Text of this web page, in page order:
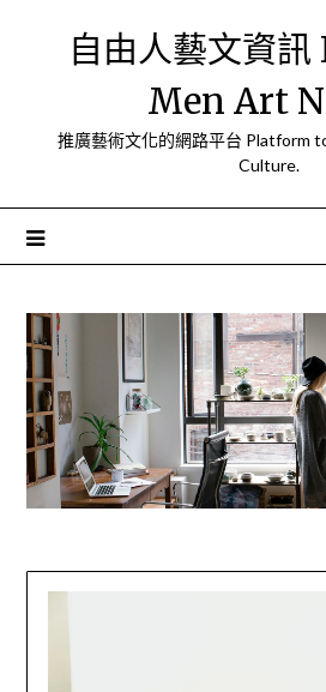
自由人藝文資
Men Art
推廣藝術文化的網路平台 Platform
Culture.